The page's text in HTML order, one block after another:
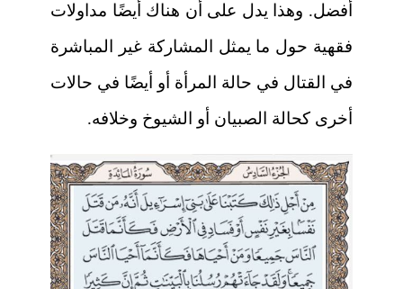
أفضل. وهذا يدل على أن هناك أيضًا مداولات
فقهية حول ما يمثل المشاركة غير المباشرة
في القتال في حالة المرأة أو أيضًا في حالات
أخرى كحالة الصبيان أو الشيوخ وخلافه.